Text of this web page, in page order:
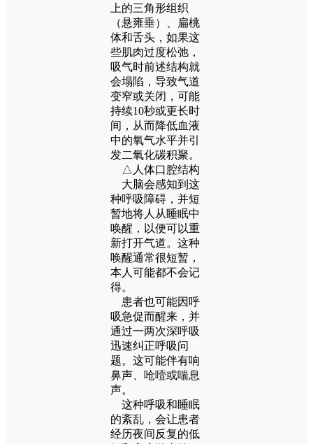
上的三角形组织
（悬雍垂）、扁桃
体和舌头，如果这
些肌肉过度松弛，
吸气时前述结构就
会塌陷，导致气道
变窄或关闭，可能
持续10秒或更长时
间，从而降低血液
中的氧气水平并引
发二氧化碳积聚。
△人体口腔结构
大脑会感知到这
种呼吸障碍，并短
暂地将人从睡眠中
唤醒，以便可以重
新打开气道。这种
唤醒通常很短暂，
本人可能都不会记
得。
患者也可能因呼
吸急促而醒来，并
通过一两次深呼吸
迅速纠正呼吸问
题。这可能伴有响
鼻声、呛噎或喘息
声。
这种呼吸和睡眠
的紊乱，会让患者
经历夜间反复的低